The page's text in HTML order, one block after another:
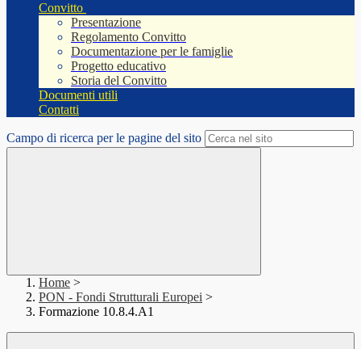
Convitto
Presentazione
Regolamento Convitto
Documentazione per le famiglie
Progetto educativo
Storia del Convitto
Documenti utili
Contatti
Campo di ricerca per le pagine del sito
Home >
PON - Fondi Strutturali Europei >
Formazione 10.8.4.A1